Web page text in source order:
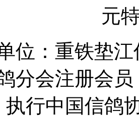
元
位：重铁垫
分会注册会
执行中国信鸽